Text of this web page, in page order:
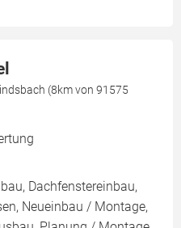
(8km von 91575
Dachfenstereinbau,
Neueinbau / Montage,